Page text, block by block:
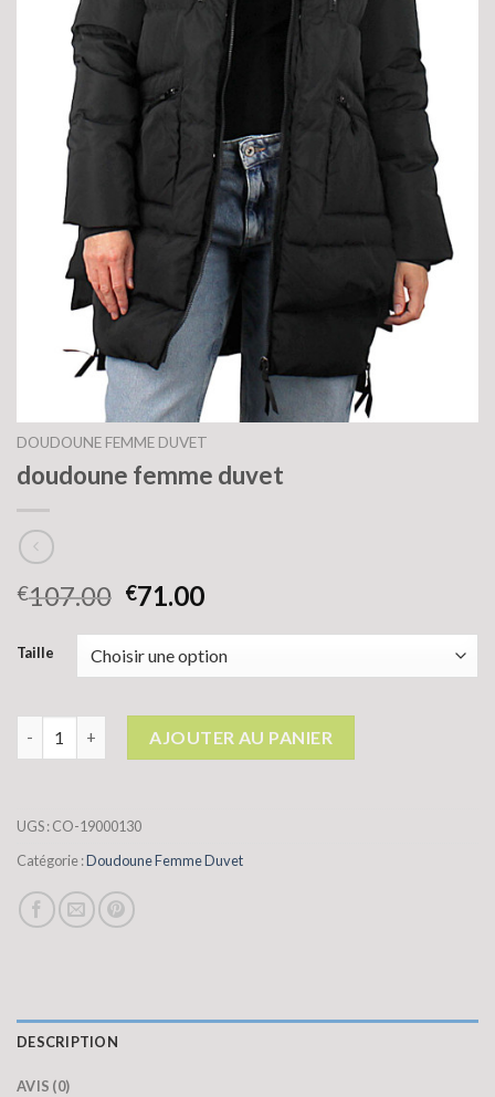
DOUDOUNE FEMME DUVET
doudoune femme duvet
€107.00 €71.00
Taille
AJOUTER AU PANIER
UGS :CO-19000130
Catégorie :Doudoune Femme Duvet
DESCRIPTION
AVIS (0)